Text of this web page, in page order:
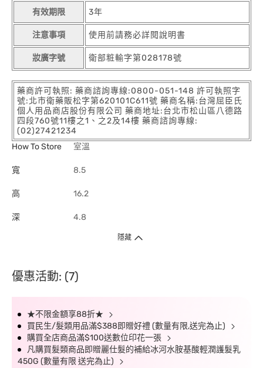
有效期限 3年
注意事項 使用前請務必詳閱說明書
妝廣字號 衛部粧輸字第028178號
藥商許可執照: 藥商諮詢專線:0800-051-148 許可執照字
號:北市衛藥販松字第620101C611號 藥商名稱:台灣屈臣氏
個人用品商店股份有限公司 藥商地址:台北市松山區八德路
四段760號11樓之1、之2及14樓 藥商諮詢專線:
(02)27421234
How To Store
室溫
寬 8.5
高 16.2
深 4.8
隱藏
優惠活動: (7)
★不限金額享88折★
買民生/髮類用品滿$388即贈好禮 (數量有限,送完為止)
購買全店商品滿$100送數位印花一張
凡購買髮類商品即贈麗仕髮的補給冰河水胺基酸輕潤護髮乳
450G (數量有限 送完為止)